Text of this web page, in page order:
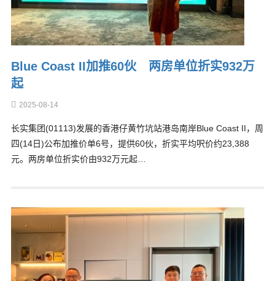
Blue Coast II加推60伙 两房单位折实932万
起
2025-08-14
长实集团(01113)发展的香港仔黄竹坑站港岛南岸Blue Coast II，周
四(14日)公布加推价单6号，提供60伙，折实平均呎价约23,388
元。两房单位折实价由932万元起…